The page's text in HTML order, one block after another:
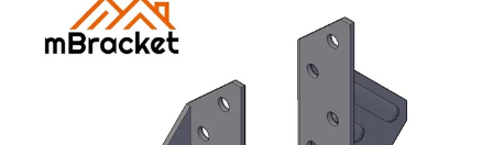
🌐 Language▼